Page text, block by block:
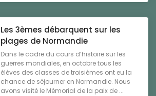
Les 3èmes débarquent sur les
plages de Normandie
Dans le cadre du cours d’histoire sur les
guerres mondiales, en octobre tous les
élèves des classes de troisièmes ont eu la
chance de séjourner en Normandie. Nous
avons visité le Mémorial de la paix de ...